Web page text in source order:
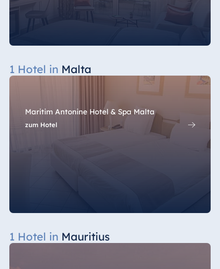
Antonine Hotel &
Resort & Spa
Mauritius
1 Hotel in Malta
Maritim Antonine Hotel & Spa Malta
zum Hotel
1 Hotel in Mauritius